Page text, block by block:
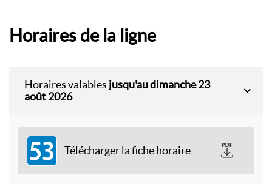
Horaires de la ligne
Horaires valables jusqu'au dimanche 23
août 2026
Télécharger la fiche horaire